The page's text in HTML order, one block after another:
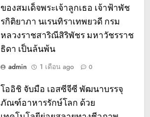
ของสมเด็จพระเจ้าลูกเธอ เจ้าฟ้าพัช
รกิติยาภา นเรนทิราเทพยวดี กรม
หลวงราชสาริณีสิริพัชร มหาวัชรราช
ธิดา เป็นล้นพ้น
admin
1 เดือน ago 0
โออิชิ จับมือ เอสซีจีซี พัฒนาบรรจุ
ภัณฑ์อาหารรักษ์โลก ด้วย